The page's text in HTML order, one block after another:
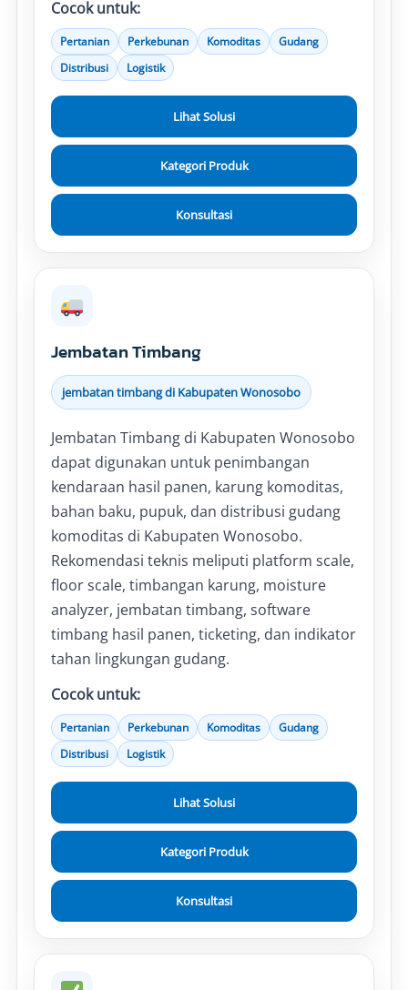
Cocok untuk:
Pertanian Perkebunan Komoditas
Gudang
Distribusi
Logistik
Lihat Solusi
Kategori Produk
Konsultasi
Jembatan Timbang
jembatan timbang di Kabupaten Wonosobo
Jembatan Timbang di Kabupaten Wonosobo
dapat digunakan untuk penimbangan
kendaraan hasil panen, karung komoditas,
bahan baku, pupuk, dan distribusi gudang
komoditas di Kabupaten Wonosobo.
Rekomendasi teknis meliputi platform scale,
floor scale, timbangan karung, moisture
analyzer, jembatan timbang, software
timbang hasil panen, ticketing, dan indikator
tahan lingkungan gudang.
Cocok untuk:
Pertanian Perkebunan Komoditas
Gudang
Distribusi
Logistik
Lihat Solusi
Kategori Produk
Konsultasi